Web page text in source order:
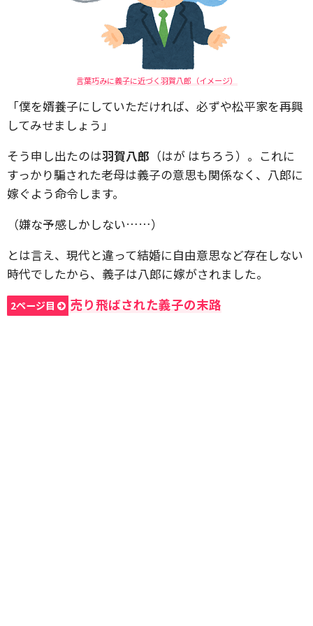
言葉巧みに義子に近づく羽賀八郎（イメージ）
「僕を婿養子にしていただければ、必ずや松平家を再興
してみせましょう」
そう申し出たのは羽賀八郎 （はが はちろう）。これに
すっかり騙された老母は義子の意思も関係なく、八郎に
嫁ぐよう命令します。
（嫌な予感しかしない……）
とは言え、現代と違って結婚に自由意思など存在しない
時代でしたから、義子は八郎に嫁がされました。
2ページ目 売り飛ばされた義子の末路